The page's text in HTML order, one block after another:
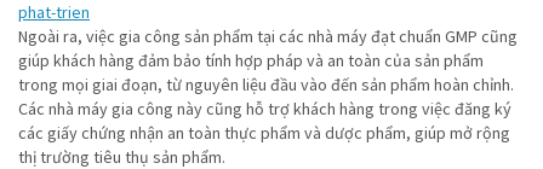
phat-trien
Ngoài ra, việc gia công sản phẩm tại các nhà máy đạt chuẩn GMP cũng
giúp khách hàng đảm bảo tính hợp pháp và an toàn của sản phẩm
trong mọi giai đoạn, từ nguyên liệu đầu vào đến sản phẩm hoàn chỉnh.
Các nhà máy gia công này cũng hỗ trợ khách hàng trong việc đăng ký
các giấy chứng nhận an toàn thực phẩm và dược phẩm, giúp mở rộng
thị trường tiêu thụ sản phẩm.